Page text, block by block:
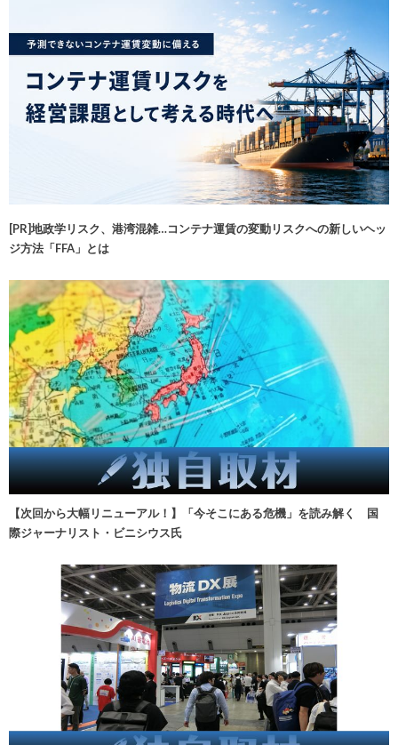
[PR]地政学リスク、港湾混雑…コンテナ運賃の変動リスクへの新しいヘッ
ジ方法「FFA」とは
【次回から大幅リニューアル！】「今そこにある危機」を読み解く 国
際ジャーナリスト・ビニシウス氏